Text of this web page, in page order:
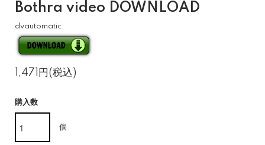
Bothra video DOWNLOAD
dvautomatic
1,471円(税込)
購入数
個